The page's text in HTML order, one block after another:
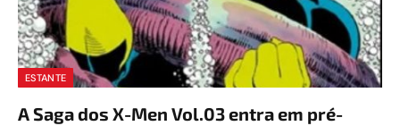
ESTANTE
A Saga dos X-Men Vol.03 entra em pré-